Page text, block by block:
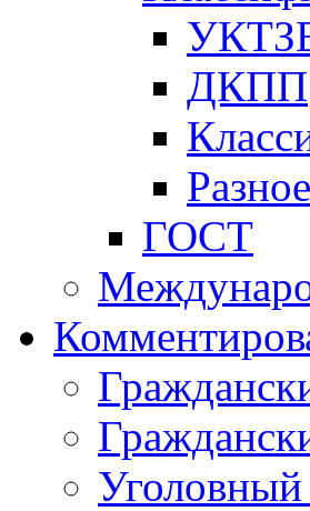
ДКПП
Разное
ГОСТ
Уголовный